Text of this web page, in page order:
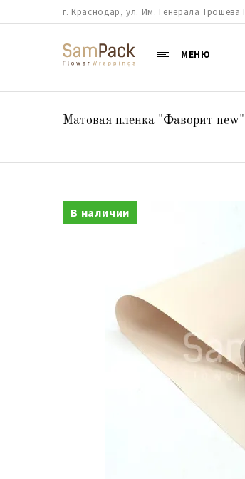
г. Краснодар, ул. Им. Генерала Трошева
МЕНЮ
Матовая пленка "Фаворит
В наличии